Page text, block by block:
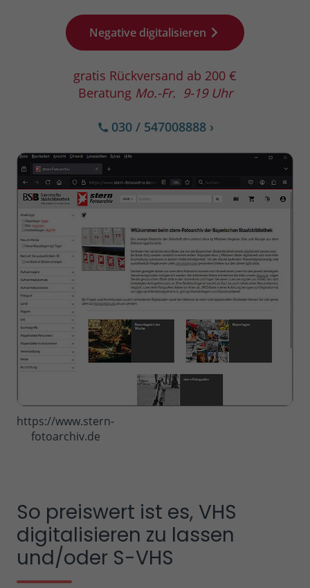
Negative digitalisieren
gratis Rückversand ab 200 €
Beratung Mo.-Fr. 9-19 Uhr
030 / 547008888 ›
https://www.stern-
fotoarchiv.de
So preiswert ist es, VHS
digitalisieren zu lassen
und/oder S-VHS